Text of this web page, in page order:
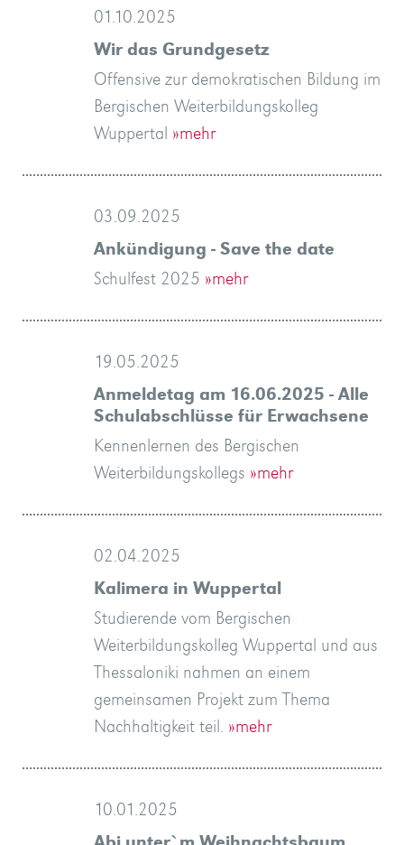
01.10.2025
Wir das Grundgesetz
Offensive zur demokratischen Bildung im
Bergischen Weiterbildungskolleg
Wuppertal »mehr
03.09.2025
Ankündigung - Save the date
Schulfest 2025 »mehr
19.05.2025
Anmeldetag am 16.06.2025 - Alle
Schulabschlüsse für Erwachsene
Kennenlernen des Bergischen
Weiterbildungskollegs »mehr
02.04.2025
Kalimera in Wuppertal
Studierende vom Bergischen
Weiterbildungskolleg Wuppertal und aus
Thessaloniki nahmen an einem
gemeinsamen Projekt zum Thema
Nachhaltigkeit teil. »mehr
10.01.2025